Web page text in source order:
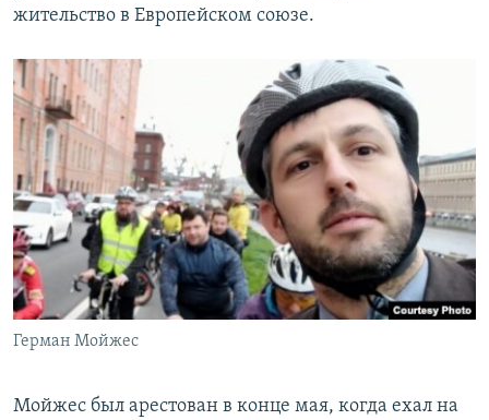
жительство в Европейском союзе.
Герман Мойжес
Мойжес был арестован в конце мая, когда ехал на